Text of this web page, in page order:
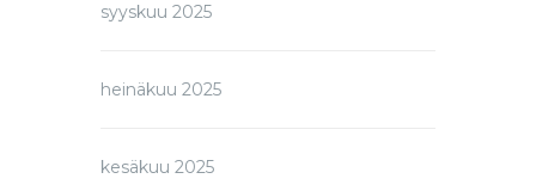
syyskuu 2025
heinäkuu 2025
kesäkuu 2025